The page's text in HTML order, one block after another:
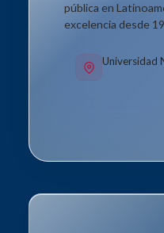
pública en
excelencia desde
Universidad